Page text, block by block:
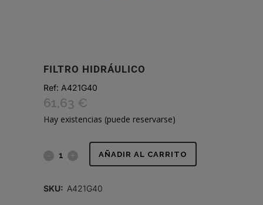
FILTRO HIDRÁULICO
Ref: A421G40
61,63 €
Hay existencias (puede reservarse)
FILTRO AÑADIR AL CARRITO
SKU: A421G40